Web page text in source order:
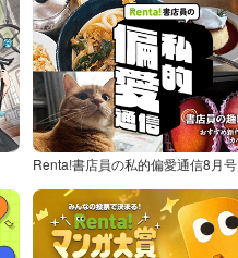
Renta!書店員の私的偏愛通信8月号